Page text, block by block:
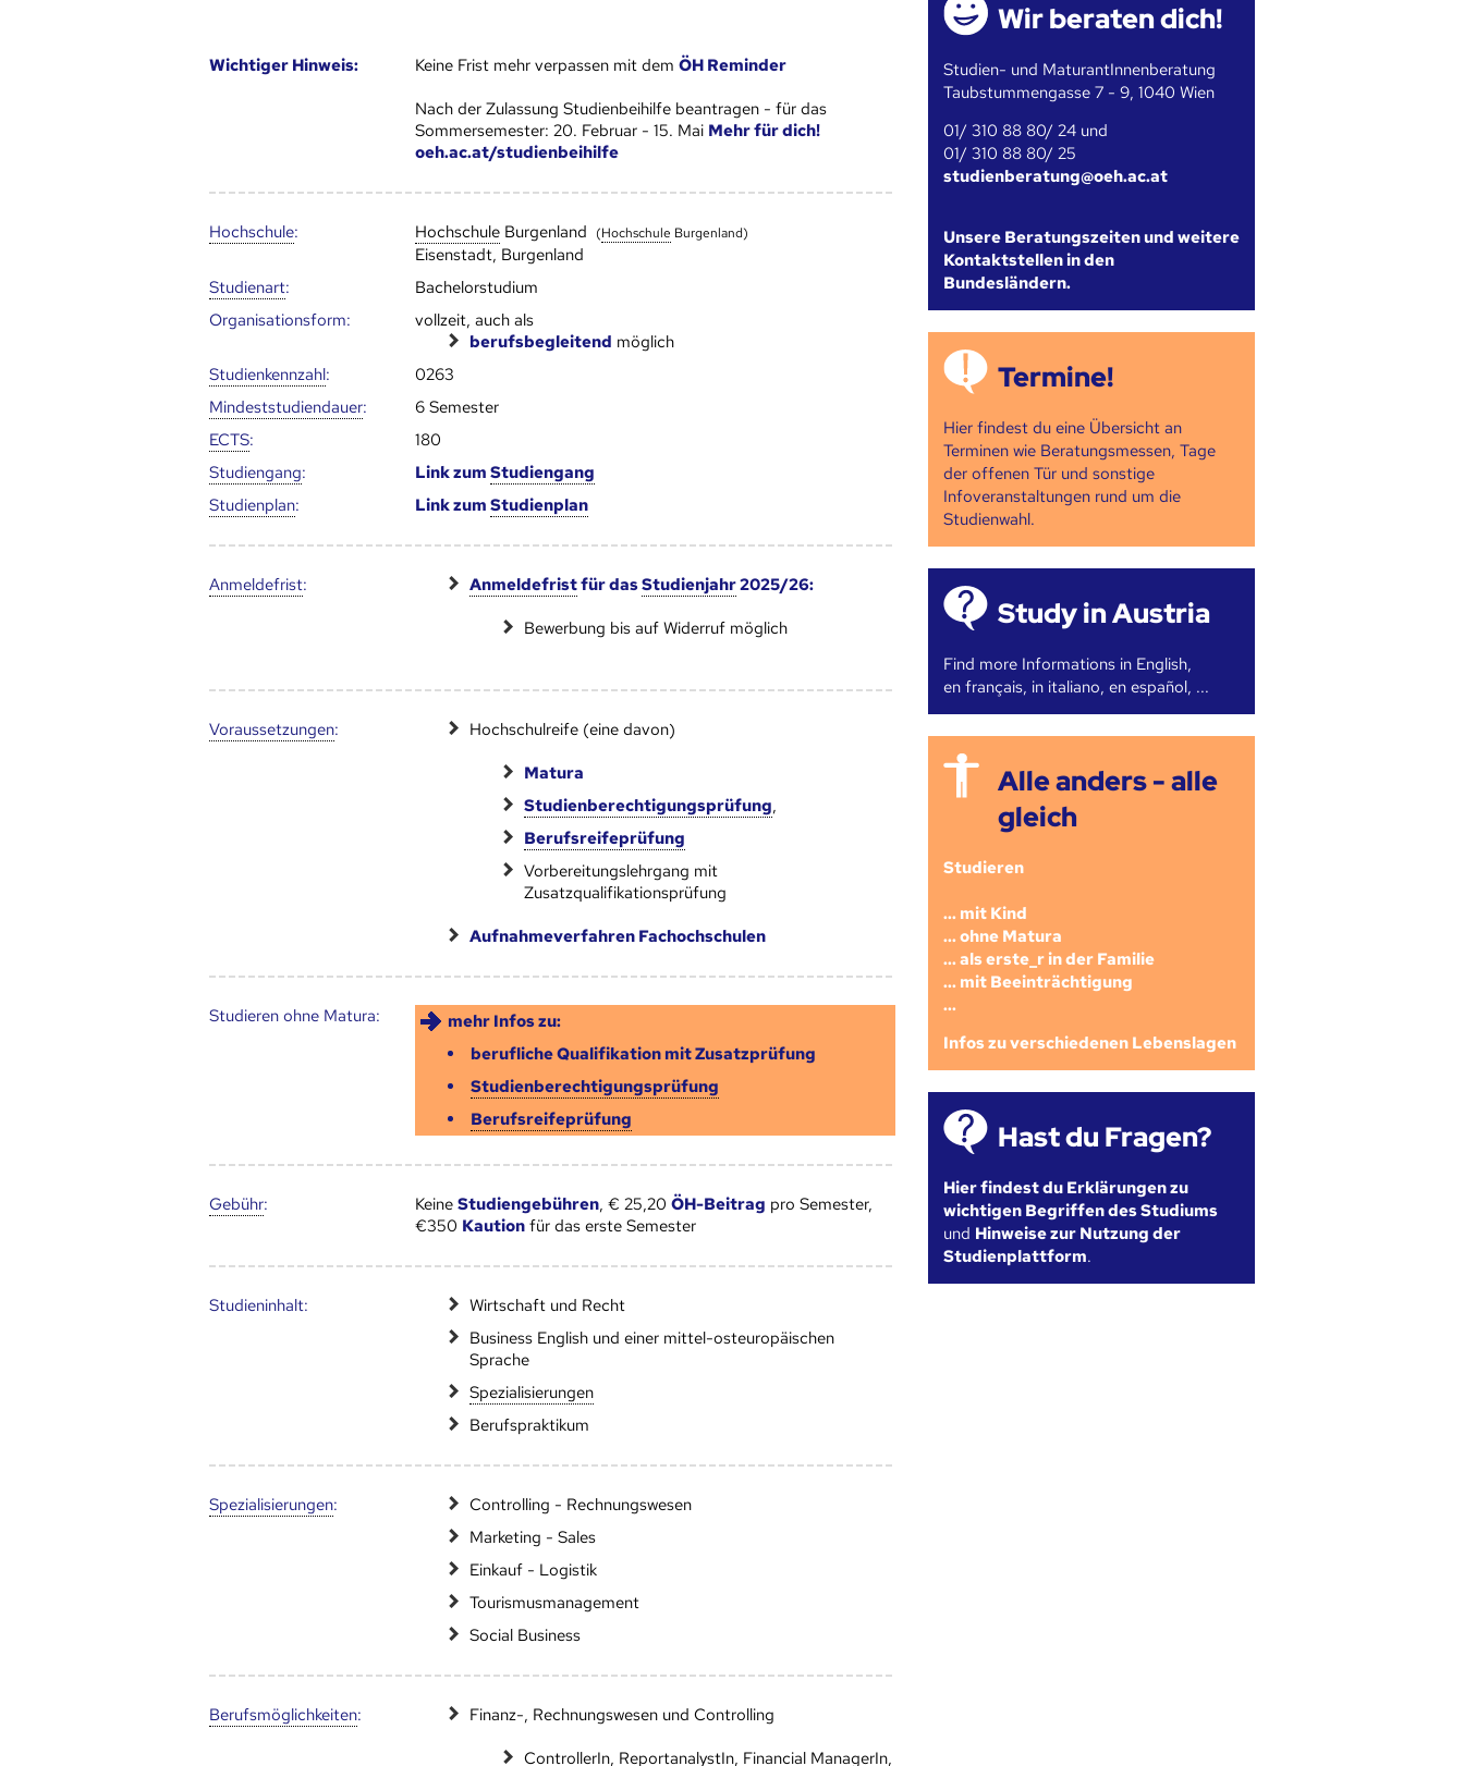
Wich­ti­ger Hin­weis: Keine Frist mehr verpassen mit dem ÖH Reminder
Nach der Zulassung Studienbeihilfe beantragen - für das
Sommersemester: 20. Februar - 15. Mai Mehr für dich!
oeh.ac.at/studienbeihilfe
Hoch­schule: Hoch­schuleBurgenland (Hoch­schule Burgenland)
Eisenstadt, Burgenland
Studienart:
Bachelorstudium
Organisationsform:
vollzeit, auch als
berufsbegleitend möglich
Studien­kenn­zahl:
0263
Mindest­studien­dauer:
6 Semester
ECTS:
180
Studien­gang: Link zum Studien­gang
Studien­plan: Link zum Studien­plan
Anmelde­frist: Anmelde­fristfür dasStudienjahr2025/26:
Bewerbung bis auf Widerruf möglich
Voraus­setzungen: Hochschulreife (eine davon)
Matura
Studienberechtigungsprüfung,
Berufsreifeprüfung
Vorbereitungslehrgang mit
Zusatzqualifikationsprüfung
Aufnahmeverfahren Fachochschulen
Studieren ohne Matura:
mehr Infos zu:
berufliche Qualifikation mit Zusatzprüfung
Studienberechtigungsprüfung
Berufsreifeprüfung
Gebühr: Keine Studiengebühren, € 25,20 ÖH-Beitrag pro Semester,
€350 Kautionfür das erste Semester
Studien­inhalt:
Wirtschaft und Recht
Business English und einer mittel-osteuropäischen
Sprache
Speziali­sierungen
Berufspraktikum
Speziali­sierungen:
Controlling - Rechnungswesen
Marketing - Sales
Einkauf - Logistik
Tourismusmanagement
Social Business
Berufs­möglich­keiten: Finanz-, Rechnungswesen und Controlling
ControllerIn, ReportanalystIn, Financial ManagerIn,
Wir beraten dich!
Studien- und MaturantInnenberatung
Taubstummengasse 7 - 9, 1040 Wien
01/ 310 88 80/ 24 und
01/ 310 88 80/ 25
studienberatung@oeh.ac.at
Unsere Beratungszeiten und weitere
Kontaktstellen in den
Bundesländern.
Termine!
Hier findest du eine Übersicht an
Terminen wie Beratungsmessen, Tage
der offenen Tür und sonstige
Infoveranstaltungen rund um die
Studienwahl.
Study in Austria
Find more Informations in English,
en français, in italiano, en español, ...
Alle anders - alle
gleich
Studieren
... mit Kind
... ohne Matura
... als erste_r in der Familie
... mit Beeinträchtigung
...
Infos zu verschiedenen Lebenslagen
Hast du Fragen?
Hier findest du Erklärungen zu
wichtigen Begriffen des Studiums
und Hinweise zur Nutzung der
Studienplattform.